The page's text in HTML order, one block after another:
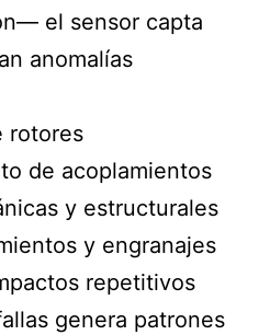
el sensor capta
anomalías
rotores
de acoplamientos
y estructurales
y engranajes
repetitivos
genera patrones